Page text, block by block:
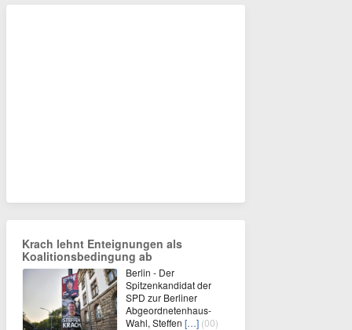
Krach lehnt Enteignungen als
Koalitionsbedingung ab
Berlin - Der
Spitzenkandidat der
SPD zur Berliner
Abgeordnetenhaus-
Wahl, Steffen […] (00)